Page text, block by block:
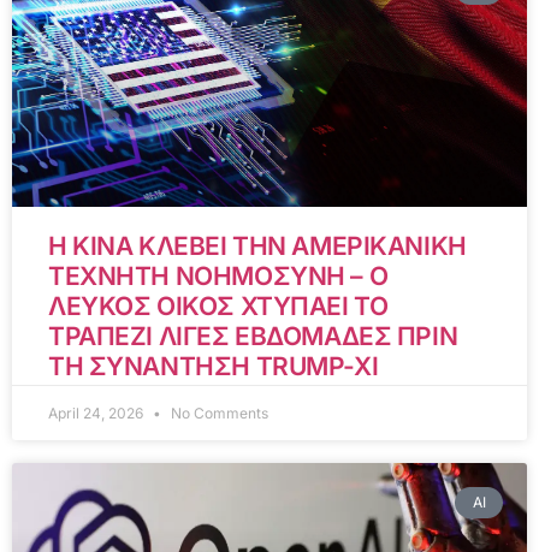
Η ΚΙΝΑ ΚΛΕΒΕΙ ΤΗΝ ΑΜΕΡΙΚΑΝΙΚΗ
ΤΕΧΝΗΤΗ ΝΟΗΜΟΣΥΝΗ – Ο
ΛΕΥΚΟΣ ΟΙΚΟΣ ΧΤΥΠΑΕΙ ΤΟ
ΤΡΑΠΕΖΙ ΛΙΓΕΣ ΕΒΔΟΜΑΔΕΣ ΠΡΙΝ
ΤΗ ΣΥΝΑΝΤΗΣΗ TRUMP-XI
April 24, 2026 No Comments
AI